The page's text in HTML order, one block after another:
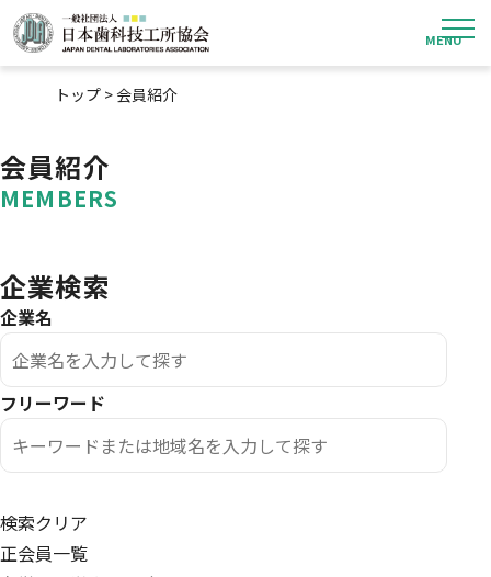
検索キーワード: 検索
トップ > 会員紹介
会員紹介
MEMBERS
企業検索
企業名
フリーワード
検索クリア
正会員一覧